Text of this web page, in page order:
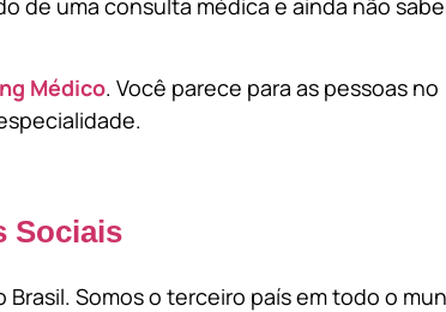
de uma consulta médica e ainda não
Médico. Você parece para as pessoas no
Sociais
Somos o terceiro país em todo o